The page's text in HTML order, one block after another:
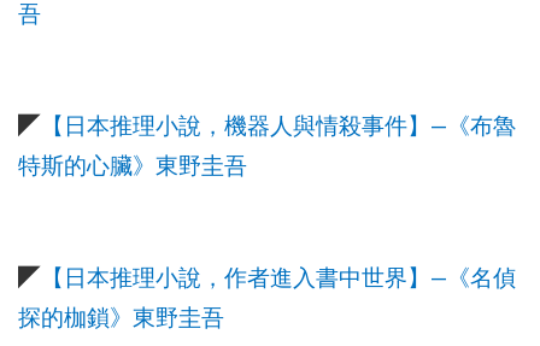
吾
◤ 【日本推理小說，機器人與情殺事件】 — 《布魯
特斯的心臟》東野圭吾
◤ 【日本推理小說，作者進入書中世界】 — 《名偵
探的枷鎖》東野圭吾